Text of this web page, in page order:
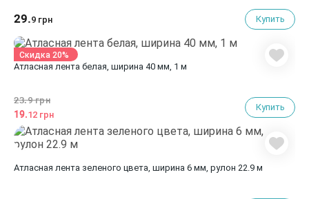
29.9 грн Купить
Атласная лента белая, ширина 40 мм, 1 м
23.9 грн
19.12 грн
Купить
Скидка 20%
Атласная лента зеленого цвета, ширина 6 мм, рулон 22.9 м